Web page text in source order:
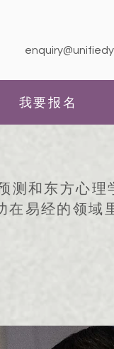
我要报名
和东方心理
在易经的领域